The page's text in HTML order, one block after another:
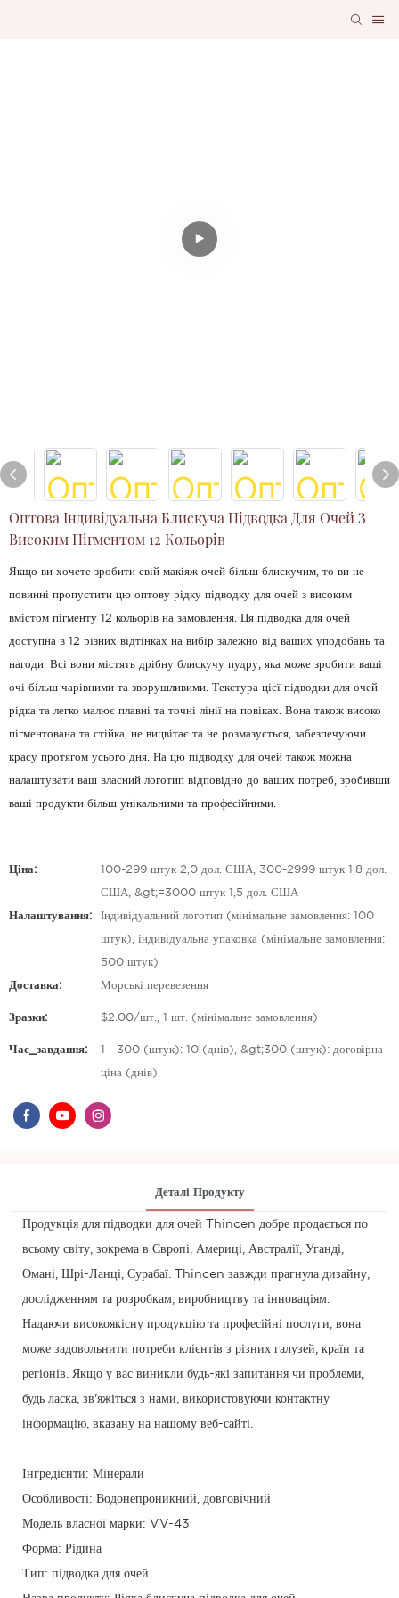
Оптова Індивідуальна Блискуча Підводка Для Очей З
Високим Пігментом 12 Кольорів
Якщо ви хочете зробити свій макіяж очей більш блискучим, то ви не
повинні пропустити цю оптову рідку підводку для очей з високим
вмістом пігменту 12 кольорів на замовлення. Ця підводка для очей
доступна в 12 різних відтінках на вибір залежно від ваших уподобань та
нагоди. Всі вони містять дрібну блискучу пудру, яка може зробити ваші
очі більш чарівними та зворушливими. Текстура цієї підводки для очей
рідка та легко малює плавні та точні лінії на повіках. Вона також високо
пігментована та стійка, не вицвітає та не розмазується, забезпечуючи
красу протягом усього дня. На цю підводку для очей також можна
налаштувати ваш власний логотип відповідно до ваших потреб, зробивши
ваші продукти більш унікальними та професійними.
Ціна: 100-299 штук 2,0 дол. США, 300-2999 штук 1,8 дол.
США, &gt;=3000 штук 1,5 дол. США
Налаштування: Індивідуальний логотип (мінімальне замовлення: 100
штук), індивідуальна упаковка (мінімальне замовлення:
500 штук)
Доставка: Морські перевезення
Зразки: $2.00/шт., 1 шт. (мінімальне замовлення)
Час_завдання: 1 - 300 (штук): 10 (днів), &gt;300 (штук): договірна
ціна (днів)
Деталі Продукту
Продукція для підводки для очей Thincen добре продається по
всьому світу, зокрема в Європі, Америці, Австралії, Уганді,
Омані, Шрі-Ланці, Сурабаї. Thincen завжди прагнула дизайну,
дослідженням та розробкам, виробництву та інноваціям.
Надаючи високоякісну продукцію та професійні послуги, вона
може задовольнити потреби клієнтів з різних галузей, країн та
регіонів. Якщо у вас виникли будь-які запитання чи проблеми,
будь ласка, зв'яжіться з нами, використовуючи контактну
інформацію, вказану на нашому веб-сайті.
Інгредієнти: Мінерали
Особливості: Водонепроникний, довговічний
Модель власної марки: VV-43
Форма: Рідина
Тип: підводка для очей